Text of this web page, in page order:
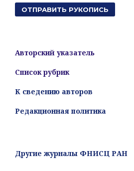
ОТПРАВИТЬ РУКОПИСЬ
Авторский указатель
Список рубрик
К сведению авторов
Редакционная политика
Другие журналы ФНИСЦ РАН